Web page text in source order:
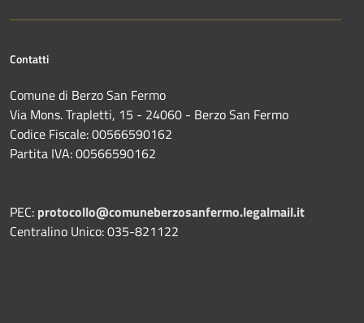
Contatti
Comune di Berzo San Fermo
Via Mons. Trapletti, 15 - 24060 - Berzo San Fermo
Codice Fiscale: 00566590162
Partita IVA: 00566590162
PEC: protocollo@comuneberzosanfermo.legalmail.it
Centralino Unico: 035-821122